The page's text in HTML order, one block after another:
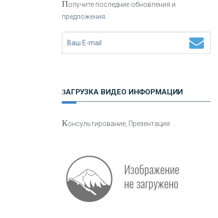
Нетворкинг для предпринимателей
авто
Получите последние обновления и
предложения.
ЗАГРУЗКА ВИДЕО ИНФОРМАЦИИ
Консультирование, Презентация